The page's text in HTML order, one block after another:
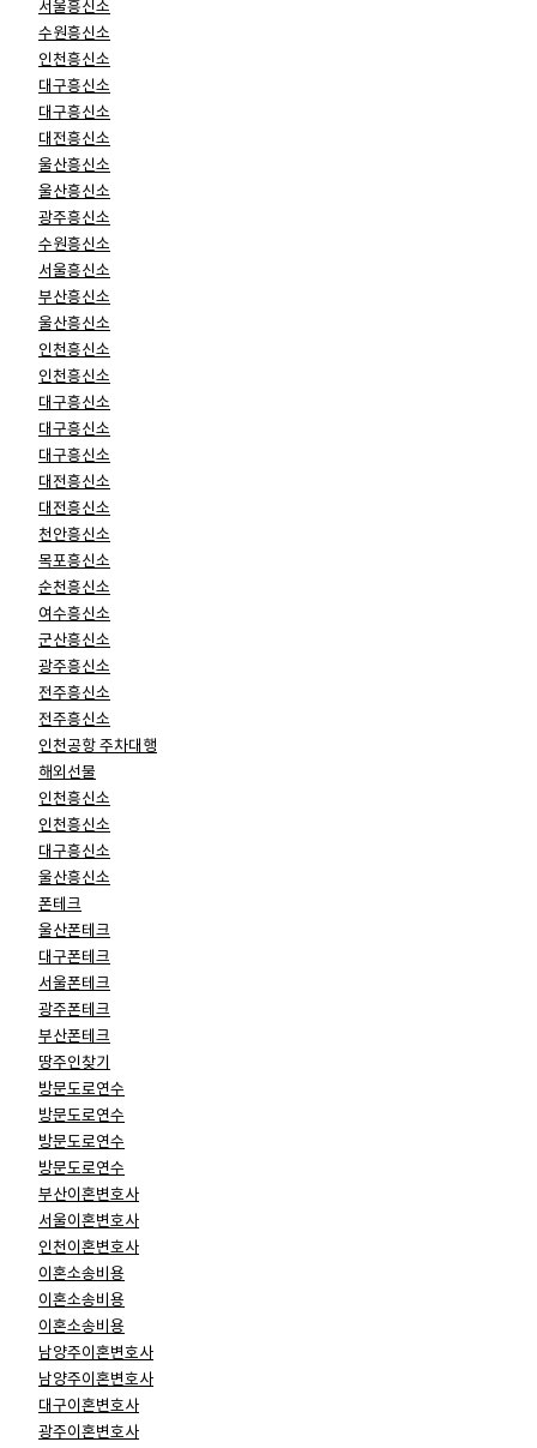
서울흥신소
수원흥신소
인천흥신소
대구흥신소
대구흥신소
대전흥신소
울산흥신소
울산흥신소
광주흥신소
수원흥신소
서울흥신소
부산흥신소
울산흥신소
인천흥신소
인천흥신소
대구흥신소
대구흥신소
대구흥신소
대전흥신소
대전흥신소
천안흥신소
목포흥신소
순천흥신소
여수흥신소
군산흥신소
광주흥신소
전주흥신소
전주흥신소
인천공항 주차대행
해외선물
인천흥신소
인천흥신소
대구흥신소
울산흥신소
폰테크
울산폰테크
대구폰테크
서울폰테크
광주폰테크
부산폰테크
땅주인찾기
방문도로연수
방문도로연수
방문도로연수
방문도로연수
부산이혼변호사
서울이혼변호사
인천이혼변호사
이혼소송비용
이혼소송비용
이혼소송비용
남양주이혼변호사
남양주이혼변호사
대구이혼변호사
광주이혼변호사